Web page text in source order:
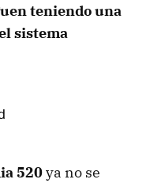
teniendo una
sistema
520ya no se